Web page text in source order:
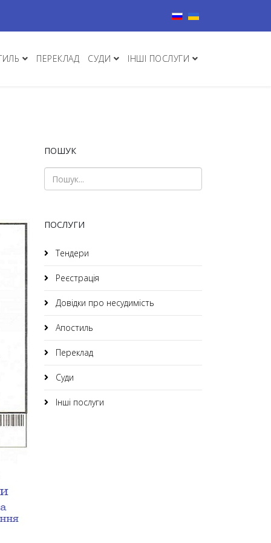
Виберіть свою мову
ПЕРЕКЛАД СУДИ ІНШІ ПОСЛУГИ
ПОШУК
ПОСЛУГИ
Тендери
Реєстрація
Довідки про несудимість
Апостиль
Переклад
Суди
Інші послуги